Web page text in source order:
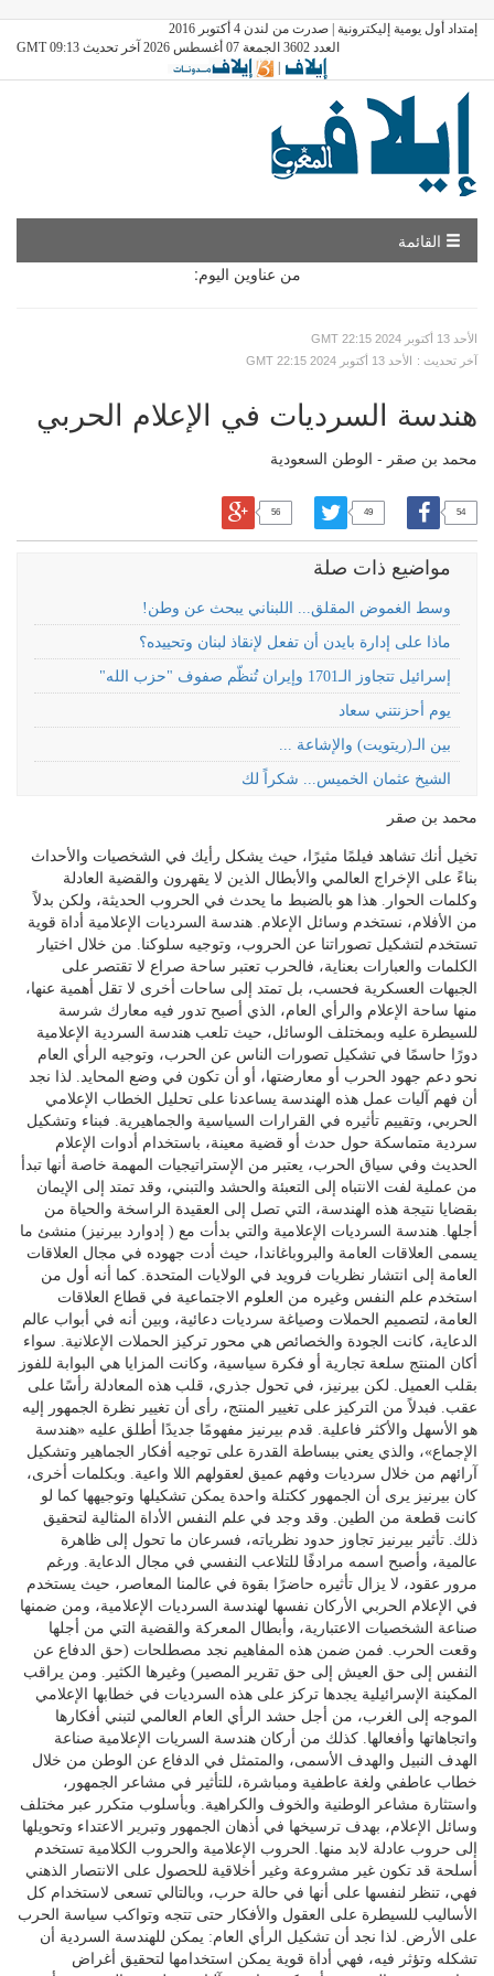
إمتداد أول يومية إليكترونية | صدرت من لندن 4 أكتوبر 2016
العدد 3602 الجمعة 07 أغسطس 2026 آخر تحديث GMT 09:13
|
القائمة
من عناوين اليوم:
GMT الأحد 13 أكتوبر 2024 22:15
GMT الأحد 13 أكتوبر 2024 22:15
: آخر تحديث
هندسة السرديات في الإعلام الحربي
محمد بن صقر - الوطن السعودية
54
49
56
مواضيع ذات صلة
وسط الغموض المقلق... اللبناني يبحث عن وطن!
ماذا على إدارة بايدن أن تفعل لإنقاذ لبنان وتحييده؟
إسرائيل تتجاوز الـ1701 وإيران تُنظّم صفوف "حزب الله"
يوم أحزنتني سعاد
بين الـ(ريتويت) والإشاعة ...
الشيخ عثمان الخميس... شكراً لك
محمد بن صقر
تخيل أنك تشاهد فيلمًا مثيرًا، حيث يشكل رأيك في الشخصيات والأحداث
بناءً على الإخراج العالمي والأبطال الذين لا يقهرون والقضية العادلة
وكلمات الحوار. هذا هو بالضبط ما يحدث في الحروب الحديثة، ولكن بدلاً
من الأفلام، نستخدم وسائل الإعلام. هندسة السرديات الإعلامية أداة قوية
تستخدم لتشكيل تصوراتنا عن الحروب، وتوجيه سلوكنا. من خلال اختيار
الكلمات والعبارات بعناية، فالحرب تعتبر ساحة صراع لا تقتصر على
الجبهات العسكرية فحسب، بل تمتد إلى ساحات أخرى لا تقل أهمية عنها،
منها ساحة الإعلام والرأي العام، الذي أصبح تدور فيه معارك شرسة
للسيطرة عليه وبمختلف الوسائل، حيث تلعب هندسة السردية الإعلامية
دورًا حاسمًا في تشكيل تصورات الناس عن الحرب، وتوجيه الرأي العام
نحو دعم جهود الحرب أو معارضتها، أو أن تكون في وضع المحايد. لذا نجد
أن فهم آليات عمل هذه الهندسة يساعدنا على تحليل الخطاب الإعلامي
الحربي، وتقييم تأثيره في القرارات السياسية والجماهيرية. فبناء وتشكيل
سردية متماسكة حول حدث أو قضية معينة، باستخدام أدوات الإعلام
الحديث وفي سياق الحرب، يعتبر من الإستراتيجيات المهمة خاصة أنها تبدأ
من عملية لفت الانتباه إلى التعبئة والحشد والتبني، وقد تمتد إلى الإيمان
بقضايا نتيجة هذه الهندسة، التي تصل إلى العقيدة الراسخة والحياة من
أجلها. هندسة السرديات الإعلامية والتي بدأت مع ( إدوارد بيرنيز) منشئ ما
يسمى العلاقات العامة والبروباغاندا، حيث أدت جهوده في مجال العلاقات
العامة إلى انتشار نظريات فرويد في الولايات المتحدة. كما أنه أول من
استخدم علم النفس وغيره من العلوم الاجتماعية في قطاع العلاقات
العامة، لتصميم الحملات وصياغة سرديات دعائية، وبين أنه في أبواب عالم
الدعاية، كانت الجودة والخصائص هي محور تركيز الحملات الإعلانية. سواء
أكان المنتج سلعة تجارية أو فكرة سياسية، وكانت المزايا هي البوابة للفوز
بقلب العميل. لكن بيرنيز، في تحول جذري، قلب هذه المعادلة رأسًا على
عقب. فبدلاً من التركيز على تغيير المنتج، رأى أن تغيير نظرة الجمهور إليه
هو الأسهل والأكثر فاعلية. قدم بيرنيز مفهومًا جديدًا أطلق عليه «هندسة
الإجماع»، والذي يعني ببساطة القدرة على توجيه أفكار الجماهير وتشكيل
آرائهم من خلال سرديات وفهم عميق لعقولهم اللا واعية. وبكلمات أخرى،
كان بيرنيز يرى أن الجمهور ككتلة واحدة يمكن تشكيلها وتوجيهها كما لو
كانت قطعة من الطين. وقد وجد في علم النفس الأداة المثالية لتحقيق
ذلك. تأثير بيرنيز تجاوز حدود نظرياته، فسرعان ما تحول إلى ظاهرة
عالمية، وأصبح اسمه مرادفًا للتلاعب النفسي في مجال الدعاية. ورغم
مرور عقود، لا يزال تأثيره حاضرًا بقوة في عالمنا المعاصر، حيث يستخدم
في الإعلام الحربي الأركان نفسها لهندسة السرديات الإعلامية، ومن ضمنها
صناعة الشخصيات الاعتبارية، وأبطال المعركة والقضية التي من أجلها
وقعت الحرب. فمن ضمن هذه المفاهيم نجد مصطلحات (حق الدفاع عن
النفس إلى حق العيش إلى حق تقرير المصير) وغيرها الكثير. ومن يراقب
المكينة الإسرائيلية يجدها تركز على هذه السرديات في خطابها الإعلامي
الموجه إلى الغرب، من أجل حشد الرأي العام العالمي لتبني أفكارها
واتجاهاتها وأفعالها. كذلك من أركان هندسة السريات الإعلامية صناعة
الهدف النبيل والهدف الأسمى، والمتمثل في الدفاع عن الوطن من خلال
خطاب عاطفي ولغة عاطفية ومباشرة، للتأثير في مشاعر الجمهور،
واستثارة مشاعر الوطنية والخوف والكراهية. وبأسلوب متكرر عبر مختلف
وسائل الإعلام، بهدف ترسيخها في أذهان الجمهور وتبرير الاعتداء وتحويلها
إلى حروب عادلة لابد منها. الحروب الإعلامية والحروب الكلامية تستخدم
أسلحة قد تكون غير مشروعة وغير أخلاقية للحصول على الانتصار الذهني
فهي، تنظر لنفسها على أنها في حالة حرب، وبالتالي تسعى لاستخدام كل
الأساليب للسيطرة على العقول والأفكار حتى تتجه وتواكب سياسة الحرب
على الأرض. لذا نجد أن تشكيل الرأي العام: يمكن للهندسة السردية أن
تشكله وتؤثر فيه، فهي أداة قوية يمكن استخدامها لتحقيق أغراض